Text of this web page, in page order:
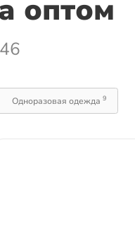
оптом
46
Одноразовая одежда 9